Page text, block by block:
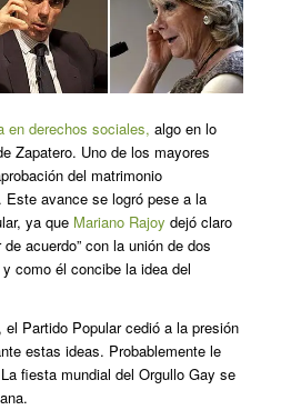
en derechos sociales, algo en lo
Zapatero. Uno de los mayores
del matrimonio
Este avance se logró pese a la
ya que Mariano Rajoy dejó claro
acuerdo” con la unión de dos
como él concibe la idea del
Partido Popular cedió a la presión
estas ideas. Probablemente le
fiesta mundial del Orgullo Gay se